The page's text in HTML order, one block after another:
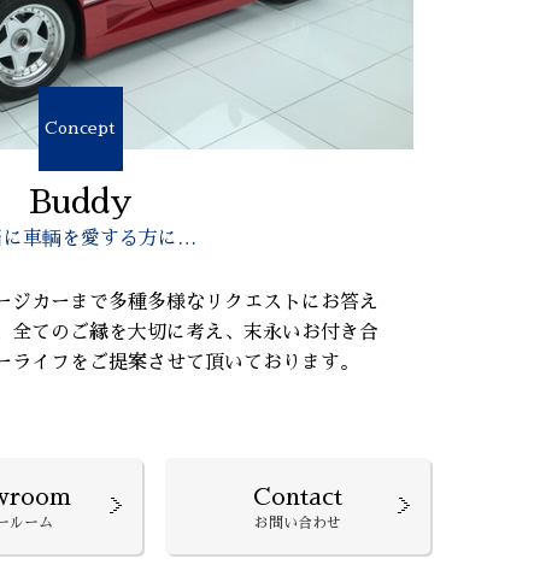
Concept
Buddy
に車輌を愛する方に…
ジカーまで多種多様なリクエストにお答え
全てのご縁を大切に考え、末永いお付き合
ライフをご提案させて頂いております。
ルーム
Contact
お問い合わせ